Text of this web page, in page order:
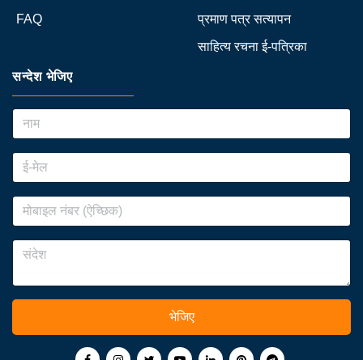
FAQ
प्रमाण पत्र सत्यापन
साहित्य रचना ई-पत्रिका
सन्देश भेजिए
भेजिए